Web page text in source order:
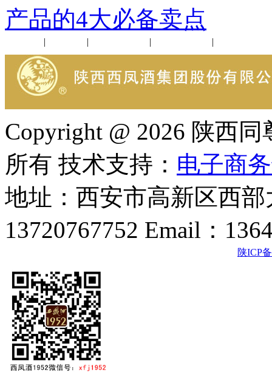
产品的4大必备卖点
| | | |
Copyright @ 2026 陕西
所有 技术支持： 电子商
地址：西安市高新区西
13720767752 Email：
陕ICP